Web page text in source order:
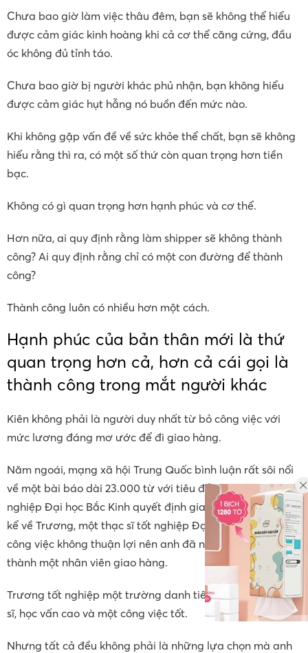
Chưa bao giờ làm việc thâu đêm, bạn sẽ không thể hiểu
được cảm giác kinh hoàng khi cả cơ thể căng cứng, đầu
óc không đủ tỉnh táo.
Chưa bao giờ bị người khác phủ nhận, bạn không hiểu
được cảm giác hụt hẫng nó buồn đến mức nào.
Khi không gặp vấn đề về sức khỏe thể chất, bạn sẽ không
hiểu rằng thì ra, có một số thứ còn quan trọng hơn tiền
bạc.
Không có gì quan trọng hơn hạnh phúc và cơ thể.
Hơn nữa, ai quy định rằng làm shipper sẽ không thành
công? Ai quy định rằng chỉ có một con đường để thành
công?
Thành công luôn có nhiều hơn một cách.
Hạnh phúc của bản thân mới là thứ
quan trọng hơn cả, hơn cả cái gọi là
thành công trong mắt người khác
Kiên không phải là người duy nhất từ bỏ công việc với
mức lương đáng mơ ước để đi giao hàng.
Năm ngoái, mạng xã hội Trung Quốc bình luận rất sôi nổi
về một bài báo dài 23.000 từ với tiêu đề “Một sinh viên tốt
nghiệp Đại học Bắc Kinh quyết định giao đồ ăn”. Bài báo
kể về Trương, một thạc sĩ tốt nghiệp Đại học Bắc Kinh, vì
công việc không thuận lợi nên anh đã nghỉ việc để trở
thành một nhân viên giao hàng.
Trương tốt nghiệp một trường danh tiếng, có bằng thạc
sĩ, học vấn cao và một công việc tốt.
Nhưng tất cả đều không phải là những lựa chọn mà anh